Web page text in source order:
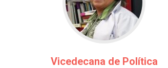
Vicedecana de Política